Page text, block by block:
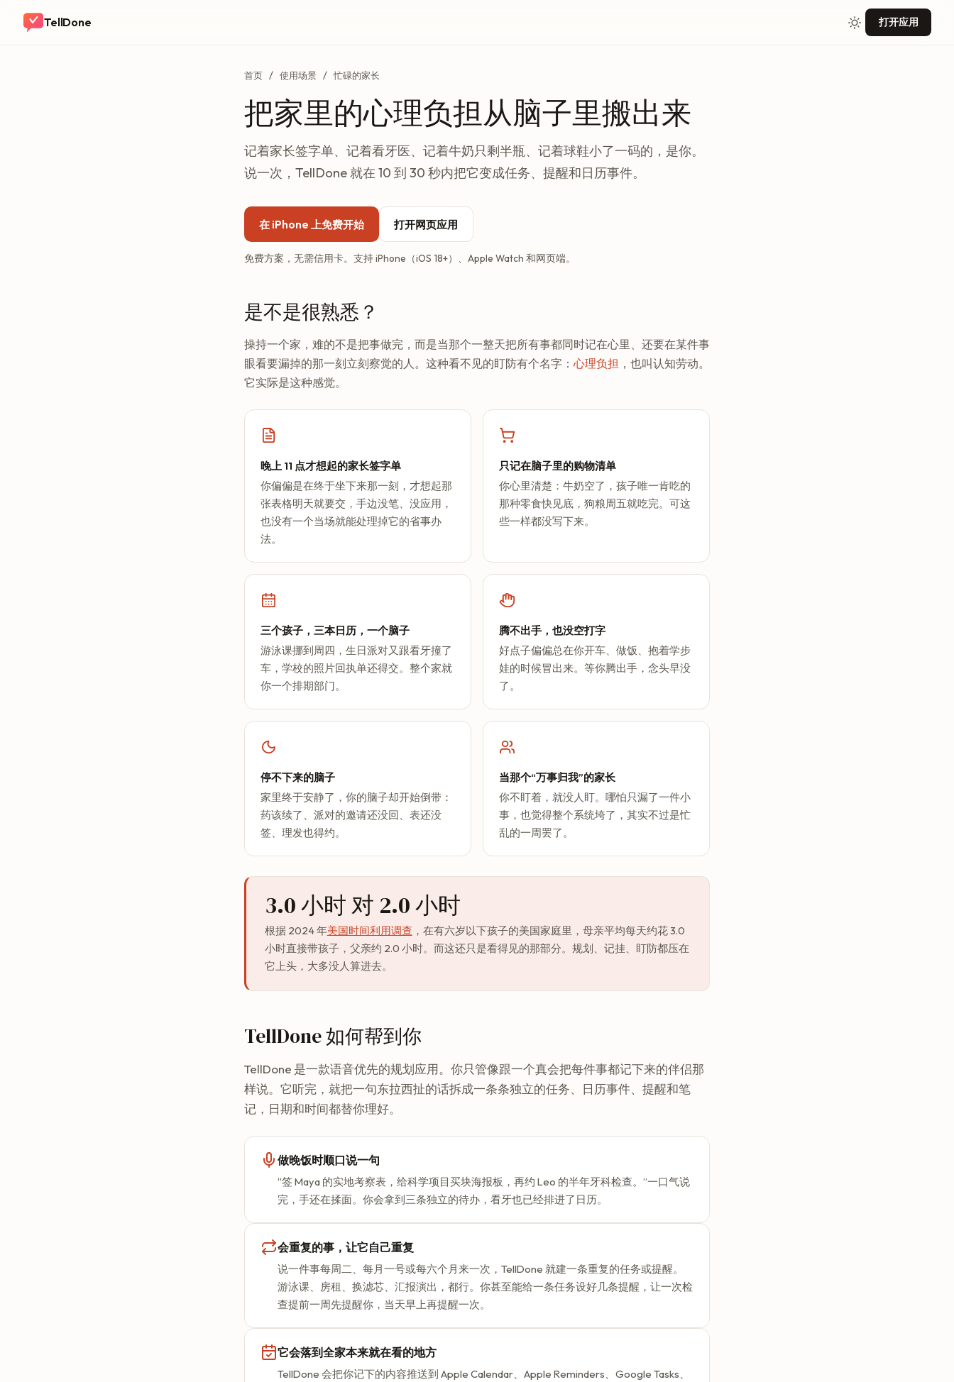
TellDone 打开应用
首页 / 使用场景 / 忙碌的家长
把家里的心理负担从脑子里搬出来
记着家长签字单、记着看牙医、记着牛奶只剩半瓶、记着球鞋小了一码的，是你。
说一次，TellDone 就在 10 到 30 秒内把它变成任务、提醒和日历事件。
在 iPhone 上免费开始 打开网页应用
免费方案，无需信用卡。支持 iPhone（iOS 18+）、Apple Watch 和网页端。
是不是很熟悉？
操持一个家，难的不是把事做完，而是当那个一整天把所有事都同时记在心里、还要在某件事
眼看要漏掉的那一刻立刻察觉的人。这种看不见的盯防有个名字： 心理负担 ，也叫认知劳动。
它实际是这种感觉。
晚上 11 点才想起的家长签字单
你偏偏是在终于坐下来那一刻，才想起那
张表格明天就要交，手边没笔、没应用，
也没有一个当场就能处理掉它的省事办
法。
只记在脑子里的购物清单
你心里清楚：牛奶空了，孩子唯一肯吃的
那种零食快见底，狗粮周五就吃完。可这
些一样都没写下来。
三个孩子，三本日历，一个脑子
游泳课挪到周四，生日派对又跟看牙撞了
车，学校的照片回执单还得交。整个家就
你一个排期部门。
腾不出手，也没空打字
好点子偏偏总在你开车、做饭、抱着学步
娃的时候冒出来。等你腾出手，念头早没
了。
停不下来的脑子
家里终于安静了，你的脑子却开始倒带：
药该续了、派对的邀请还没回、表还没
签、理发也得约。
当那个“万事归我”的家长
你不盯着，就没人盯。哪怕只漏了一件小
事，也觉得整个系统垮了，其实不过是忙
乱的一周罢了。
3.0 小时 对 2.0 小时
根据 2024 年美国时间利用调查 ，在有六岁以下孩子的美国家庭里，母亲平均每天约花 3.0
小时直接带孩子，父亲约 2.0 小时。而这还只是看得见的那部分。规划、记挂、盯防都压在
它上头，大多没人算进去。
TellDone 如何帮到你
TellDone 是一款语音优先的规划应用。你只管像跟一个真会把每件事都记下来的伴侣那
样说。它听完，就把一句东拉西扯的话拆成一条条独立的任务、日历事件、提醒和笔
记，日期和时间都替你理好。
做晚饭时顺口说一句
“签 Maya 的实地考察表，给科学项目买块海报板，再约 Leo 的半年牙科检查。”一口气说
完，手还在揉面。你会拿到三条独立的待办，看牙也已经排进了日历。
会重复的事，让它自己重复
说一件事每周二、每月一号或每六个月来一次，TellDone 就建一条重复的任务或提醒。
游泳课、房租、换滤芯、汇报演出，都行。你甚至能给一条任务设好几条提醒，让一次检
查提前一周先提醒你，当天早上再提醒一次。
它会落到全家本来就在看的地方
TellDone 会把你记下的内容推送到 Apple Calendar、Apple Reminders、Google Tasks、